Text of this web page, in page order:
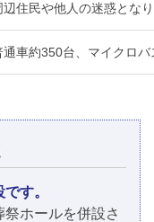
辺住民や他人の迷惑とな
通車約350台、マイクロ
す。
ホールを併設さ